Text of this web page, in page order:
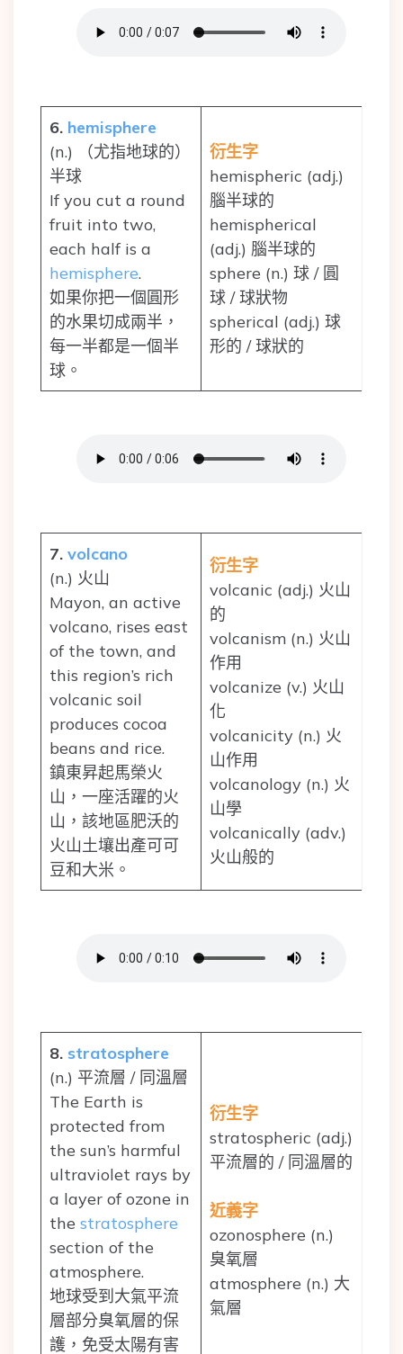
6. hemisphere
(n.) （尤指地球的）
半球
If you cut a round
fruit into two,
each half is a
hemisphere.
如果你把一個圓形
的水果切成兩半，
每一半都是一個半
球。
衍生字
hemispheric (adj.)
腦半球的
hemispherical
(adj.) 腦半球的
sphere (n.) 球 / 圓
球 / 球狀物
spherical (adj.) 球
形的 / 球狀的
7. volcano
(n.) 火山
Mayon, an active
volcano, rises east
of the town, and
this region’s rich
volcanic soil
produces cocoa
beans and rice.
鎮東昇起馬榮火
山，一座活躍的火
山，該地區肥沃的
火山土壤出產可可
豆和大米。
衍生字
volcanic (adj.) 火山
的
volcanism (n.) 火山
作用
volcanize (v.) 火山
化
volcanicity (n.) 火
山作用
volcanology (n.) 火
山學
volcanically (adv.)
火山般的
8. stratosphere
(n.) 平流層 / 同溫層
The Earth is
protected from
the sun’s harmful
ultraviolet rays by
a layer of ozone in
the stratosphere
section of the
atmosphere.
地球受到大氣平流
層部分臭氧層的保
護，免受太陽有害
衍生字
stratospheric (adj.)
平流層的 / 同溫層的
近義字
ozonosphere (n.)
臭氧層
atmosphere (n.) 大
氣層